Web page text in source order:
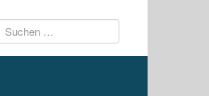
Suchen